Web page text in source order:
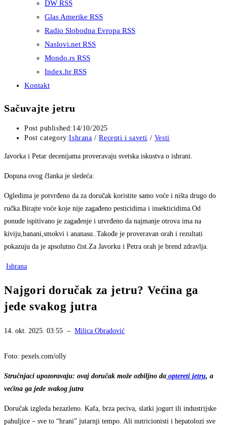
DW RSS
Glas Amerike RSS
Radio Slobodna Evropa RSS
Naslovi.net RSS
Mondo.rs RSS
Index.hr RSS
Kontakt
Sačuvajte jetru
Post published: 14/10/2025
Post category:Ishrana / Recepti i saveti / Vesti
Javorka i Petar decenijama proveravaju svetska iskustva o ishrani.
Dopuna ovog članka je sledeća:
Ogledima je potvrđeno da za doručak koristite samo voće i ništa drugo do
ručka.Birajte voće koje nije zagađeno pesticidima i insekticidima.Od
ponude ispitivano je zagađenje i utvrđeno da najmanje otrova ima na
kiviju,banani,smokvi i ananasu..Takođe je proveravan orah i rezultati
pokazuju da je apsolutno čist.Za Javorku i Petra orah je brend zdravlja.
Ishrana
Najgori doručak za jetru? Većina ga
jede svakog jutra
14. okt. 2025. 03:55 – Milica Obradović
Foto: pexels.com/olly
Stručnjaci upozoravaju: ovaj doručak može ozbiljno da optereti jetru, a
većina ga jede svakog jutra
Doručak izgleda bezazleno. Kafa, brza peciva, slatki jogurt ili industrijske
pahuljice – sve to “hrani” jutarnji tempo. Ali nutricionisti i hepatolozi sve